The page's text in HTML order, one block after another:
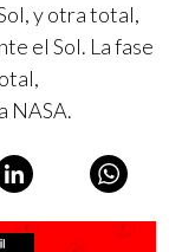
y otra total,
el Sol. La fase
NASA.